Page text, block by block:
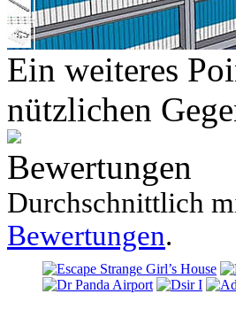
Ein weiteres
nützlichen
Bewertungen
Durchschnittlich
Bewertungen.